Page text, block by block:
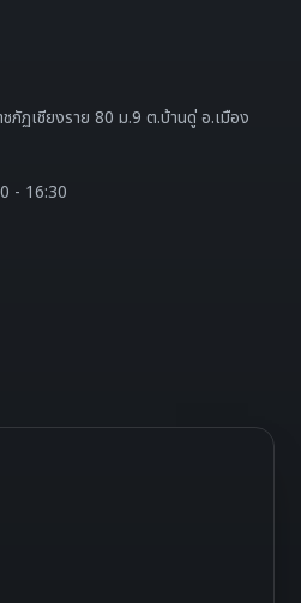
ภัฏเชียงราย 80 ม.9 ต.บ้านดู่ อ.เมือง
- 16:30